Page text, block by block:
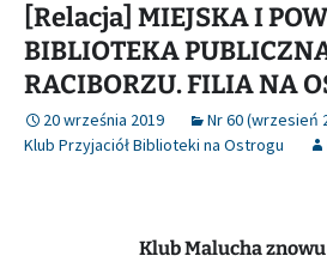
[Relacja] MIEJSKA I
BIBLIOTEKA
RACIBORZU. FILIA NA
20 września 2019 Nr 60 (wrzesień
Klub Przyjaciół Biblioteki na Ostrogu
Klub Malucha